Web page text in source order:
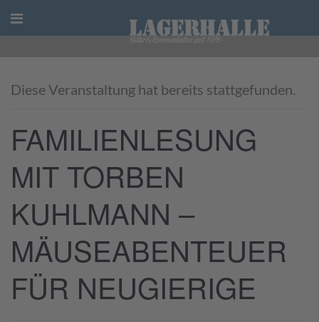
Skip
to
Diese Veranstaltung hat bereits stattgefunden.
FAMILIENLESUNG
MIT TORBEN
KUHLMANN –
MÄUSEABENTEUER
FÜR NEUGIERIGE